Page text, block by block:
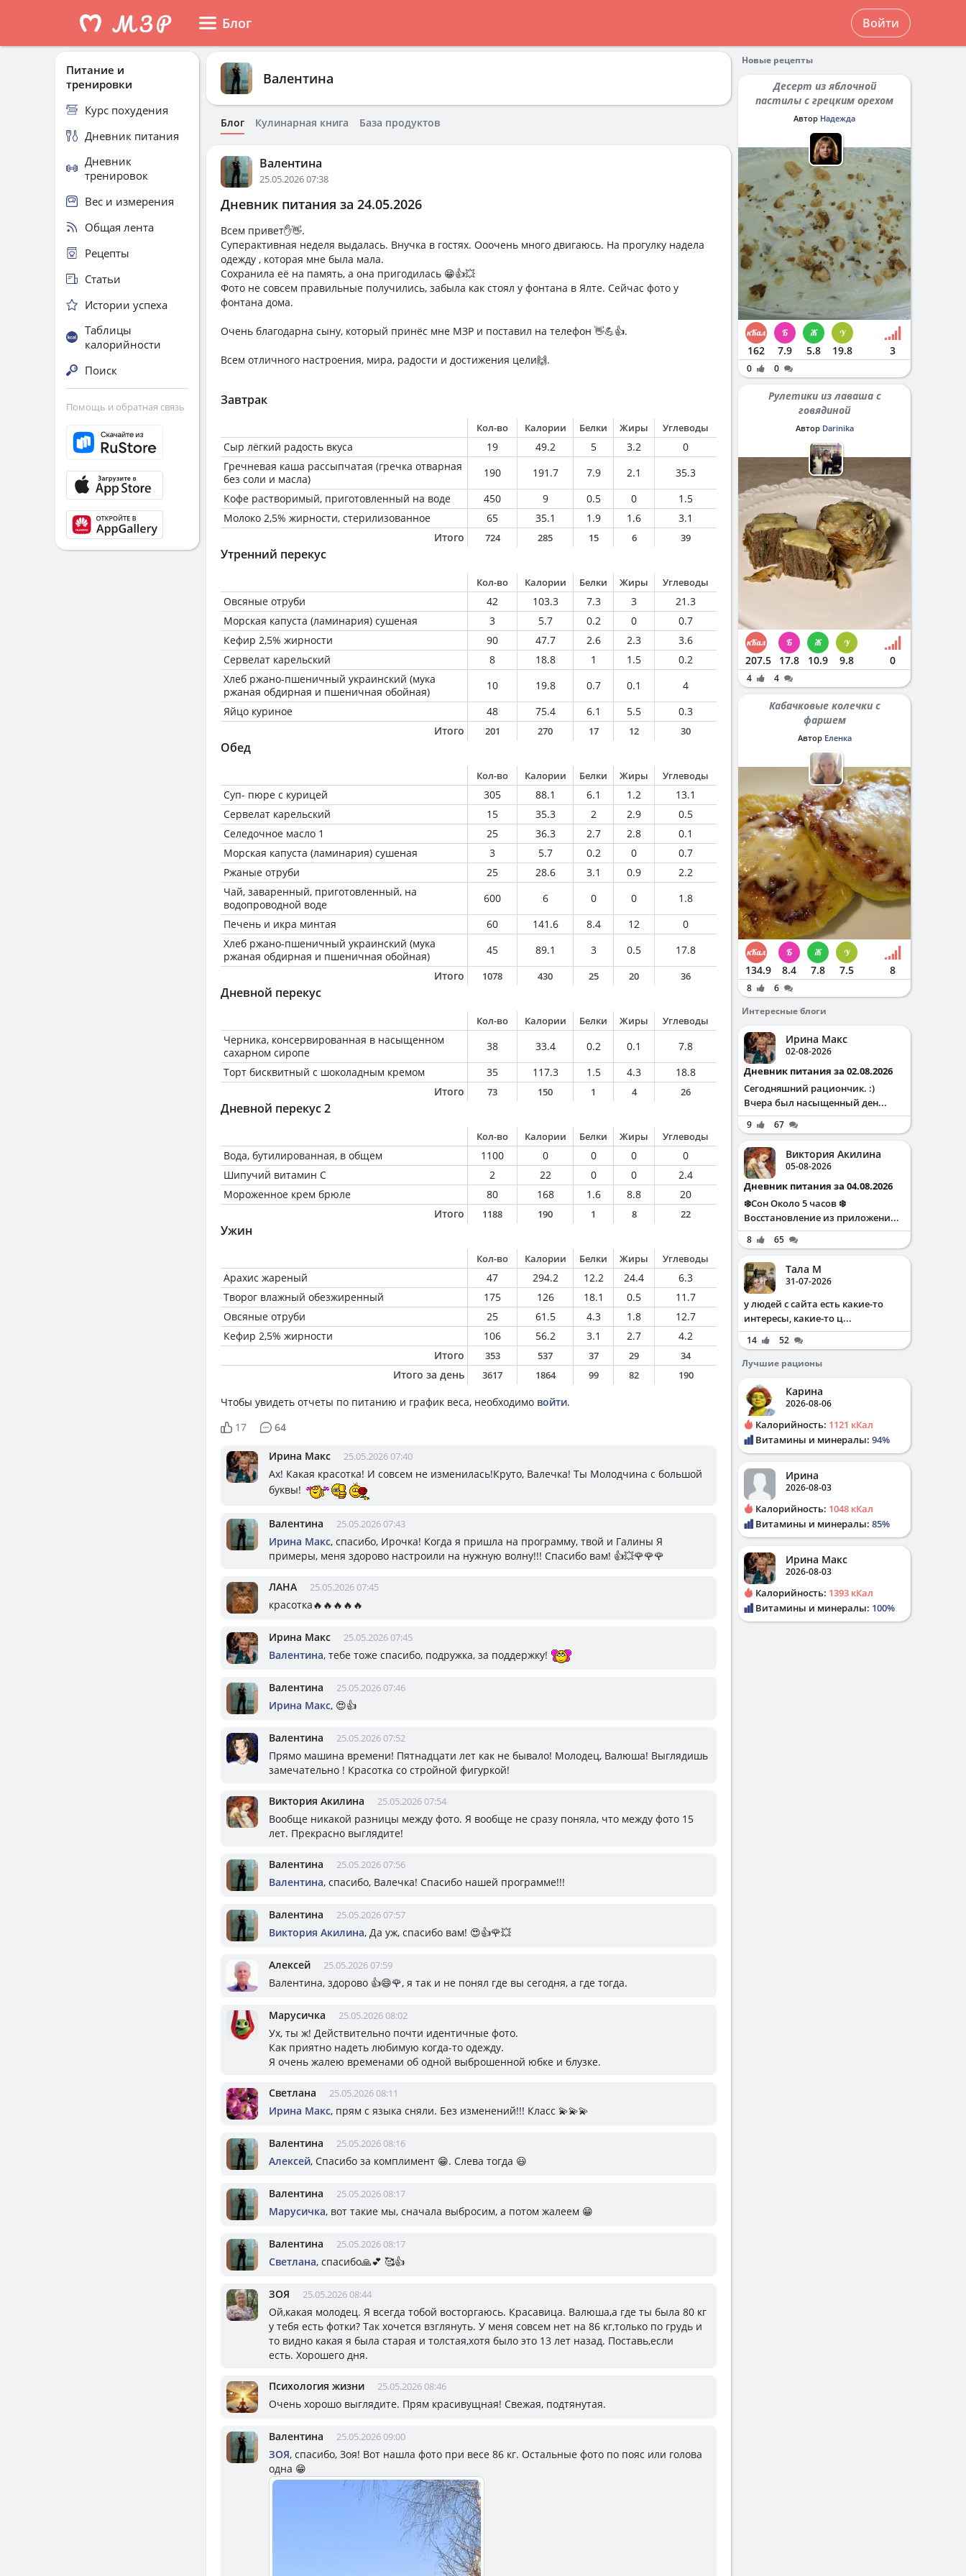
Блог Войти
Валентина
Блог Кулинарная книга База продуктов
Валентина
25.05.2026 07:38
Дневник питания за 24.05.2026
Всем привет✋👋.
Суперактивная неделя выдалась. Внучка в гостях. Ооочень много двигаюсь. На прогулку надела
одежду , которая мне была мала.
Сохранила её на память, а она пригодилась 😁👍💥
Фото не совсем правильные получились, забыла как стоял у фонтана в Ялте. Сейчас фото у
фонтана дома.
Очень благодарна сыну, который принёс мне МЗР и поставил на телефон 👋💪👍.
Всем отличного настроения, мира, радости и достижения цели🙌.
Завтрак
Кол-во Калории Белки Жиры Углеводы
Сыр лёгкий радость вкуса 19 49.2 5 3.2
0
Гречневая каша рассыпчатая (гречка отварная
без соли и масла)
190 191.7 7.9 2.1
35.3
Кофе растворимый, приготовленный на воде
450 9 0.5 0
1.5
Молоко 2,5% жирности, стерилизованное
65 35.1 1.9 1.6
3.1
Итого
724 285 15 6 39
Утренний перекус
Кол-во Калории Белки Жиры Углеводы
Овсяные отруби 42 103.3 7.3 3
21.3
Морская капуста (ламинария) сушеная
3 5.7 0.2 0
0.7
Кефир 2,5% жирности
90 47.7 2.6 2.3
3.6
Сервелат карельский
8 18.8 1 1.5
0.2
Хлеб ржано-пшеничный украинский (мука
ржаная обдирная и пшеничная обойная)
10 19.8 0.7 0.1
4
Яйцо куриное
48 75.4 6.1 5.5
0.3
Итого
201 270 17 12 30
Обед
Кол-во Калории Белки Жиры Углеводы
Суп- пюре с курицей 305 88.1 6.1 1.2
13.1
Сервелат карельский
15 35.3 2 2.9
0.5
Селедочное масло 1
25 36.3 2.7 2.8
0.1
Морская капуста (ламинария) сушеная
3 5.7 0.2 0
0.7
Ржаные отруби
25 28.6 3.1 0.9
2.2
Чай, заваренный, приготовленный, на
водопроводной воде
600 6 0 0
1.8
Печень и икра минтая
60 141.6 8.4 12
0
Хлеб ржано-пшеничный украинский (мука
ржаная обдирная и пшеничная обойная)
45 89.1 3 0.5
17.8
Итого
1078 430 25 20 36
Дневной перекус
Кол-во Калории Белки Жиры Углеводы
Черника, консервированная в насыщенном
сахарном сиропе
38 33.4 0.2 0.1
7.8
Торт бисквитный с шоколадным кремом
35 117.3 1.5 4.3
18.8
Итого
73 150 1 4 26
Дневной перекус 2
Кол-во Калории Белки Жиры Углеводы
Вода, бутилированная, в общем 1100 0 0 0
0
Шипучий витамин С
2 22 0 0
2.4
Мороженное крем брюле
80 168 1.6 8.8
20
Итого
1188 190 1 8 22
Ужин
Кол-во Калории Белки Жиры Углеводы
Арахис жареный 47 294.2 12.2 24.4
6.3
Творог влажный обезжиренный
175 126 18.1 0.5
11.7
Овсяные отруби
25 61.5 4.3 1.8
12.7
Кефир 2,5% жирности
106 56.2 3.1 2.7
4.2
Итого
353 537 37 29 34
Итого за день 3617 1864 99 82 190
Чтобы увидеть отчеты по питанию и график веса, необходимо войти.
17
64
Ирина Макс 25.05.2026 07:40
Ах! Какая красотка! И совсем не изменилась!Круто, Валечка! Ты Молодчина с большой
буквы!
Валентина 25.05.2026 07:43
Ирина Макс, спасибо, Ирочка! Когда я пришла на программу, твой и Галины Я
примеры, меня здорово настроили на нужную волну!!! Спасибо вам! 👍💥🌹🌹🌹
ЛАНА 25.05.2026 07:45
красотка🔥🔥🔥🔥🔥
Ирина Макс 25.05.2026 07:45
Валентина, тебе тоже спасибо, подружка, за поддержку!
Валентина 25.05.2026 07:46
Ирина Макс, 😍👍
Валентина 25.05.2026 07:52
Прямо машина времени! Пятнадцати лет как не бывало! Молодец, Валюша! Выглядишь
замечательно ! Красотка со стройной фигуркой!
Виктория Акилина 25.05.2026 07:54
Вообще никакой разницы между фото. Я вообще не сразу поняла, что между фото 15
лет. Прекрасно выглядите!
Валентина 25.05.2026 07:56
Валентина, спасибо, Валечка! Спасибо нашей программе!!!
Валентина 25.05.2026 07:57
Виктория Акилина, Да уж, спасибо вам! 😍👍🌹💥
Алексей 25.05.2026 07:59
Валентина, здорово 👍😄🌹, я так и не понял где вы сегодня, а где тогда.
Марусичка 25.05.2026 08:02
Ух, ты ж! Действительно почти идентичные фото.
Как приятно надеть любимую когда-то одежду.
Я очень жалею временами об одной выброшенной юбке и блузке.
Светлана 25.05.2026 08:11
Ирина Макс, прям с языка сняли. Без изменений!!! Класс 💫💫💫
Валентина 25.05.2026 08:16
Алексей, Спасибо за комплимент 😁. Слева тогда 😃
Валентина 25.05.2026 08:17
Марусичка, вот такие мы, сначала выбросим, а потом жалеем 😁
Валентина 25.05.2026 08:17
Светлана, спасибо🙏💕 🥰👍
ЗОЯ 25.05.2026 08:44
Ой,какая молодец. Я всегда тобой восторгаюсь. Красавица. Валюша,а где ты была 80 кг
у тебя есть фотки? Так хочется взглянуть. У меня совсем нет на 86 кг,только по грудь и
то видно какая я была старая и толстая,хотя было это 13 лет назад. Поставь,если
есть. Хорошего дня.
Психология жизни 25.05.2026 08:46
Очень хорошо выглядите. Прям красивущная! Свежая, подтянутая.
Валентина 25.05.2026 09:00
ЗОЯ, спасибо, Зоя! Вот нашла фото при весе 86 кг. Остальные фото по пояс или голова
одна 😁
Питание и
тренировки
Курс похудения
Дневник питания
Дневник
тренировок
Вес и измерения
Общая лента
Рецепты
Статьи
Истории успеха
Таблицы
калорийности
Поиск
Помощь и обратная связь
Новые рецепты
Десерт из яблочной
пастилы с грецким орехом
Автор Надежда
162 7.9 5.8 19.8 3
0 0
Рулетики из лаваша с
говядиной
Автор Darinika
207.5 17.8 10.9 9.8 0
4 4
Кабачковые колечки с
фаршем
Автор Еленка
134.9 8.4 7.8 7.5 8
8
6
Интересные блоги
Ирина Макс
02-08-2026
Дневник питания за 02.08.2026
Сегодняшний рациончик. :)
Вчера был насыщенный ден...
9 67
Виктория Акилина
05-08-2026
Дневник питания за 04.08.2026
❄️Сон Около 5 часов ❄️
Восстановление из приложени...
8 65
Тала М
31-07-2026
у людей с сайта есть какие-то
интересы, какие-то ц...
14
52
Лучшие рационы
Карина
2026-08-06
Калорийность: 1121 кКал
Витамины и минералы: 94%
Ирина
2026-08-03
Калорийность: 1048 кКал
Витамины и минералы: 85%
Ирина Макс
2026-08-03
Калорийность: 1393 кКал
Витамины и минералы: 100%